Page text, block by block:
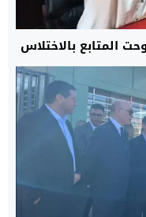
المتابع بالاختلاس